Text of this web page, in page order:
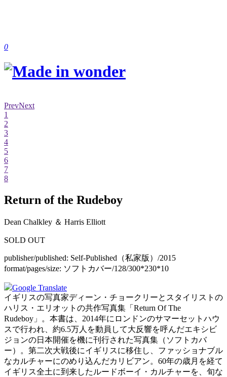
0
PrevNext
1
2
3
4
5
6
7
8
Return of the Rudeboy
Dean Chalkley ＆ Harris Elliott
SOLD OUT
publisher/published: Self-Published（私家版）/2015
format/pages/size: ソフトカバー/128/300*230*10
Google Translate
イギリスの写真家ディーン・チョークリーとスタイリストの
ハリス・エリオットの共作写真集「Return Of The
Rudeboy」。本書は、2014年にロンドンのサマーセットハウ
スで行われ、約6.5万人を動員して大反響を呼んだエキシビ
ジョンの日本開催を機に刊行された写真集（ソフトカバ
ー）。第二次大戦後にイギリスに移住し、ファッショナブル
なカルチャーにのめり込んだカリビアン。60年の歳月を経て
イギリス全土に到来したルードボーイ・カルチャーを、旬な